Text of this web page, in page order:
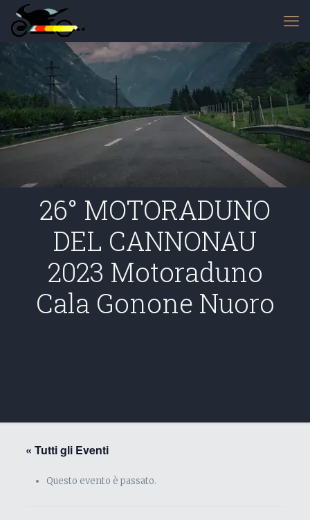
26° MOTORADUNO
DEL CANNONAU
2023 Motoraduno
Cala Gonone Nuoro
« Tutti gli Eventi
Questo evento è passato.